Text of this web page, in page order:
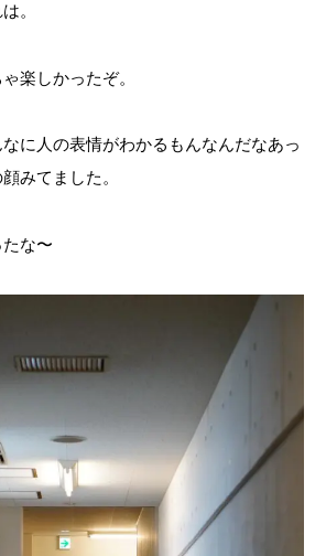
。
楽しかったぞ。
に人の表情がわかるもんなんだなあっ
みてました。
な〜